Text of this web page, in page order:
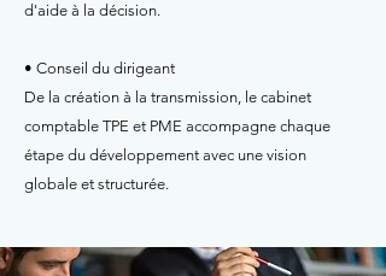
d'aide à la décision.
• Conseil du dirigeant
De la création à la transmission, le cabinet
comptable TPE et PME accompagne chaque
étape du développement avec une vision
globale et structurée.